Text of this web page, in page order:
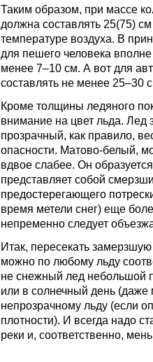
Таким образом, при массе
должна составлять 25(75)
температуре воздуха. В
для пешего человека
менее 7–10 см. А вот для
составлять не менее 25–30
Кроме толщины ледяного
внимание на цвет льда. Лед
прозрачный, как правило,
опасности. Матово-белый,
вдвое слабее. Он
представляет собой
предостерегающего
время метели снег) еще
непременно следует
Итак, пересекать
можно по любому льду
не снежный лед небольшой
или в солнечный день (даже
непрозрачному льду (если
плотности). И всегда надо
реки и, соответственно,